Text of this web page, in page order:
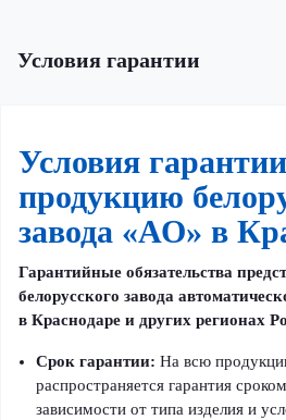
Условия гарантии
Условия
продукцию
завода «АО» в
Гарантийные обязательства
белорусского завода
в Краснодаре и других регионах
Срок гарантии: На всю
распространяется гарантия
зависимости от типа изделия и